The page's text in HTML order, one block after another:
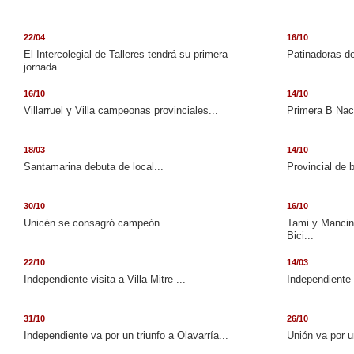
22/04
El Intercolegial de Talleres tendrá su primera
jornada...
16/10
Patinadoras
...
16/10
Villarruel y Villa campeonas provinciales...
14/10
Primera B
18/03
Santamarina debuta de local...
14/10
Provincial de
30/10
Unicén se consagró campeón...
16/10
Tami y
Bici...
22/10
Independiente visita a Villa Mitre ...
14/03
31/10
Independiente va por un triunfo a Olavarría...
26/10
Unión va por